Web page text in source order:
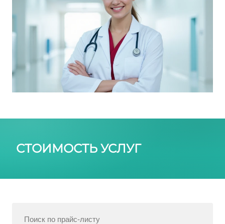
СТОИМОСТЬ УСЛУГ